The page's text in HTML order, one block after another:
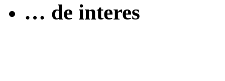
… de interes